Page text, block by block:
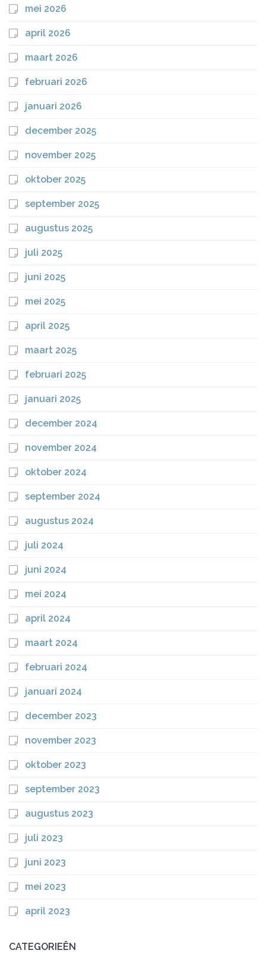
mei 2026
april 2026
maart 2026
februari 2026
januari 2026
december 2025
november 2025
oktober 2025
september 2025
augustus 2025
juli 2025
juni 2025
mei 2025
april 2025
maart 2025
februari 2025
januari 2025
december 2024
november 2024
oktober 2024
september 2024
augustus 2024
juli 2024
juni 2024
mei 2024
april 2024
maart 2024
februari 2024
januari 2024
december 2023
november 2023
oktober 2023
september 2023
augustus 2023
juli 2023
juni 2023
mei 2023
april 2023
CATEGORIEËN